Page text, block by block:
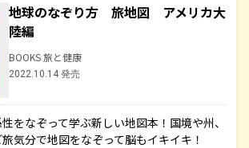
地球のなぞり方 旅地図 アメリカ大
陸編
BOOKS 旅と健康
2022.10.14 発売
をなぞって学ぶ新しい地図本！国境や州、
気分で地図をなぞって脳もイキイキ！